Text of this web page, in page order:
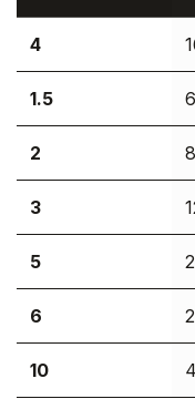
4
1.5 6
2 8
3
5
6
10